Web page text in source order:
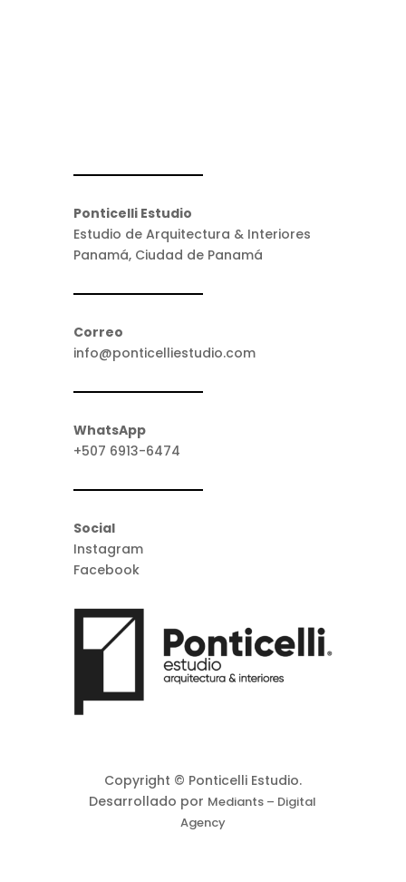
Ponticelli Estudio
Estudio de Arquitectura & Interiores
Panamá, Ciudad de Panamá
Correo
info@ponticelliestudio.com
WhatsApp
+507 6913-6474
Social
Instagram
Facebook
Copyright © Ponticelli Estudio.
Desarrollado por Mediants – Digital
Agency